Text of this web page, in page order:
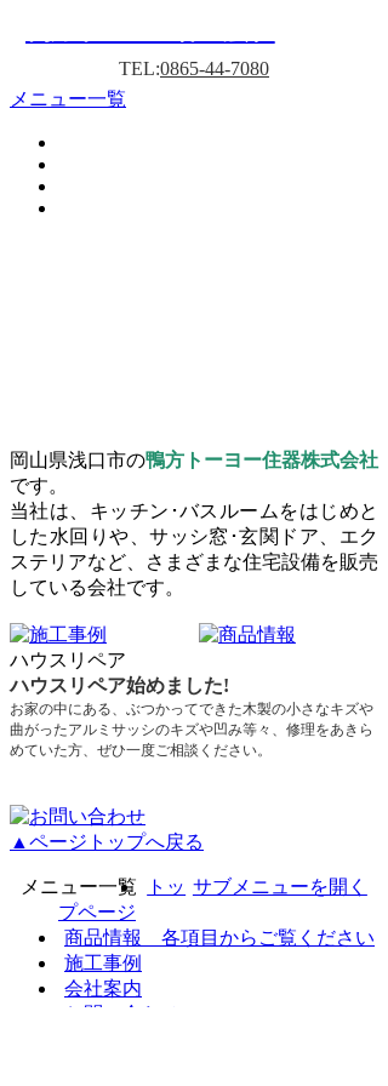
TEL:0865-44-7080
メニュー一覧
岡山県浅口市の鴨方トーヨー住器株式会社
です。
当社は、キッチン･バスルームをはじめと
した水回りや、サッシ窓･玄関ドア、エク
ステリアなど、さまざまな住宅設備を販売
している会社です。
ハウスリペア
ハウスリペア始めました!
お家の中にある、ぶつかってできた木製の小さなキズや
曲がったアルミサッシのキズや凹み等々、修理をあきら
めていた方、ぜひ一度ご相談ください。
▲ページトップへ戻る
メニュー一覧 サブメニューを開く
ト​ッ​
プ​ペ​ー​ジ​
商​品​情​報​ ​各​項​目​か​ら​ご​覧​く​だ​さ​い​
施​工​事​例​
会​社​案​内​
お​問​い​合​わ​せ​